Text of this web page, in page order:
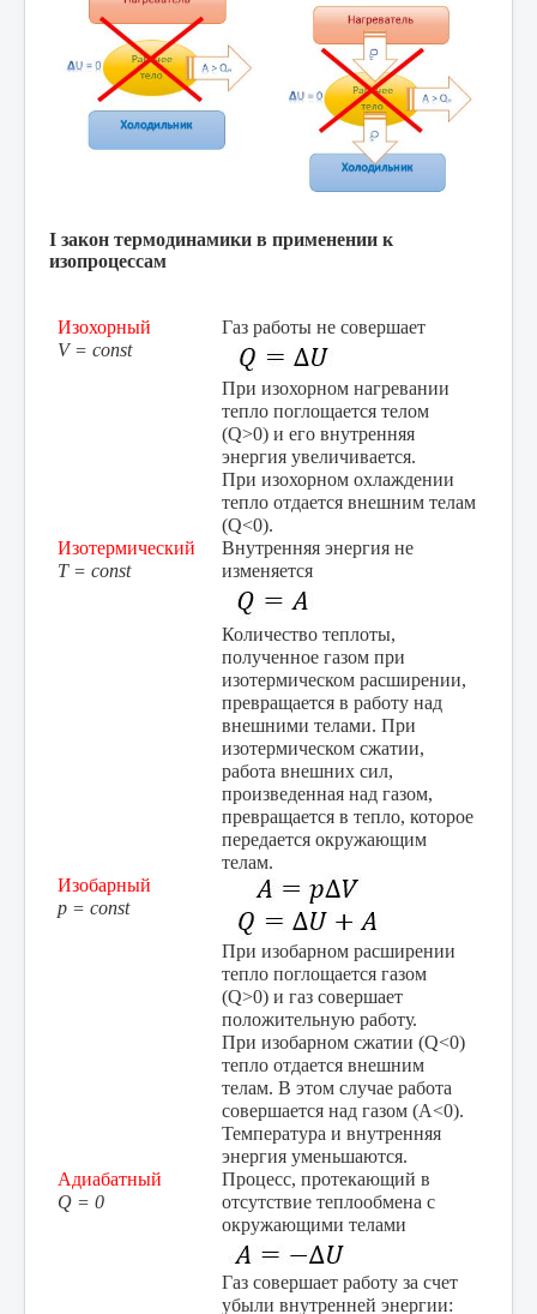
I закон термодинамики в применении к
изопроцессам
Изохорный
V = const
Газ работы не совершает
При изохорном нагревании
тепло поглощается телом
(Q>0) и его внутренняя
энергия увеличивается.
При изохорном охлаждении
тепло отдается внешним телам
(Q<0).
Изотермический
T = const
Внутренняя энергия не
изменяется
Количество теплоты,
полученное газом при
изотермическом расширении,
превращается в работу над
внешними телами. При
изотермическом сжатии,
работа внешних сил,
произведенная над газом,
превращается в тепло, которое
передается окружающим
телам.
Изобарный
p = const
При изобарном расширении
тепло поглощается газом
(Q>0) и газ совершает
положительную работу.
При изобарном сжатии (Q<0)
тепло отдается внешним
телам. В этом случае работа
совершается над газом (A<0).
Температура и внутренняя
энергия уменьшаются.
Адиабатный
Q = 0
Процесс, протекающий в
отсутствие теплообмена с
окружающими телами
Газ совершает работу за счет
убыли внутренней энергии: